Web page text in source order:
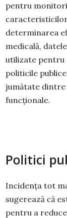
pentru
caracteristicilor
determinarea
medicală,
utilizate pentru
politicile
jumătate dintre
funcționale.
Politici
Incidența tot
sugerează că
pentru a